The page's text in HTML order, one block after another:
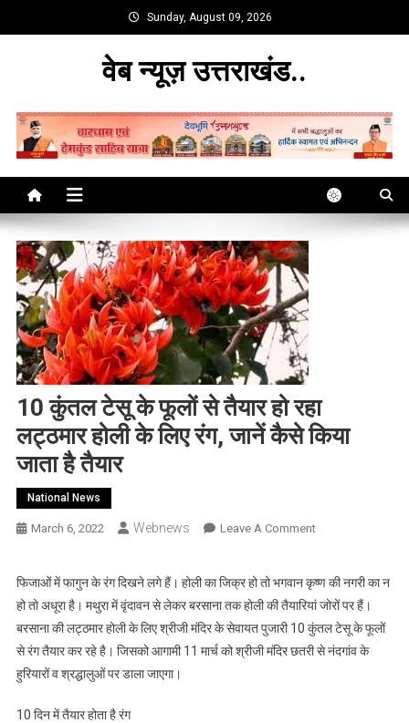
to
Sunday, August 09, 2026
वेब न्यूज़ उत्तराखंड..
10 कुंतल टेसू के फूलों से तैयार हो रहा
लट्ठमार होली के लिए रंग, जानें कैसे किया
जाता है तैयार
National News
March 6, 2022 Webnews Leave A CommentOn
टेसू
के
फूलों
से
फिजाओं में फागुन के रंग दिखने लगे हैं। होली का जिक्र हो तो भगवान कृष्ण की नगरी का न
हो तो अधूरा है। मथुरा में वृंदावन से लेकर बरसाना तक होली की तैयारियां जोरों पर हैं।
बरसाना की लट्ठमार होली के लिए श्रीजी मंदिर के सेवायत पुजारी 10 कुंतल टेसू के फूलों
से रंग तैयार कर रहे है। जिसको आगामी 11 मार्च को श्रीजी मंदिर छतरी से नंदगांव के
हुरियारों व श्रद्धालुओं पर डाला जाएगा।
10 दिन में तैयार होता है रंग